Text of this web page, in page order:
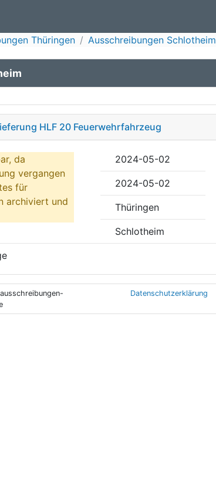
Thüringen Ausschreibungen Schlotheim
HLF 20 Feuerwehrfahrzeug
da
vergangen
für
archiviert und
2024-05-02
2024-05-02
Thüringen
Schlotheim
Datenschutzerklärung